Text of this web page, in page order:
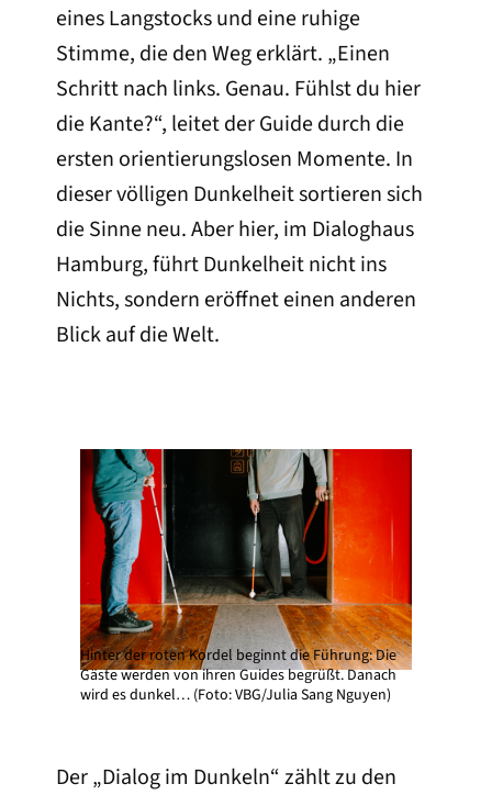
eines Langstocks und eine ruhige
Stimme, die den Weg erklärt. „Einen
Schritt nach links. Genau. Fühlst du hier
die Kante?“, leitet der Guide durch die
ersten orientierungslosen Momente. In
dieser völligen Dunkelheit sortieren sich
die Sinne neu. Aber hier, im Dialoghaus
Hamburg, führt Dunkelheit nicht ins
Nichts, sondern eröffnet einen anderen
Blick auf die Welt.
Hinter der roten Kordel beginnt die Führung: Die
Gäste werden von ihren Guides begrüßt. Danach
wird es dunkel… (Foto: VBG/Julia Sang Nguyen)
Der „Dialog im Dunkeln“ zählt zu den